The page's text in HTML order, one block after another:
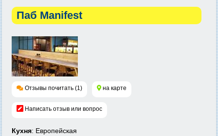
Паб Manifest
Отзывы почитать (1) на карте
Написать отзыв или вопрос
Кухня: Европейская